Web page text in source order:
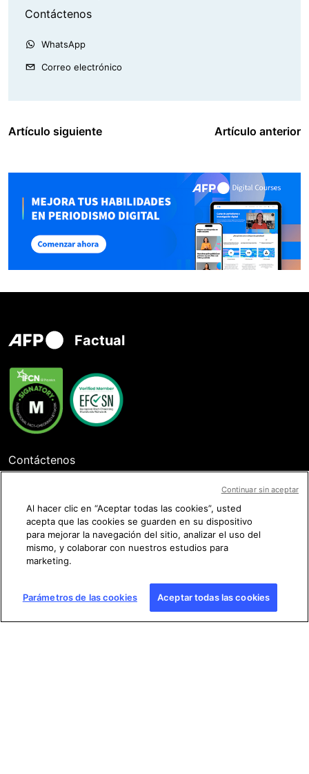
Contáctenos
WhatsApp
Correo electrónico
Artículo siguiente Artículo anterior
Factual
Contáctenos
Síganos
Condiciones generales de uso (CGU)
Al hacer clic en “Aceptar todas las cookies”, usted
acepta que las cookies se guarden en su dispositivo
para mejorar la navegación del sitio, analizar el uso del
mismo, y colaborar con nuestros estudios para
marketing.
Parámetros de las cookies Aceptar todas las cookies
Continuar sin aceptar